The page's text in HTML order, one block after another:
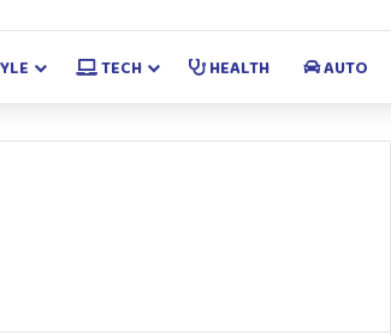
TECH HEALTH AUTO